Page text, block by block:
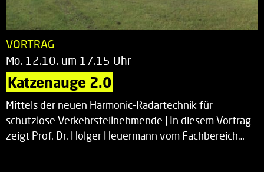
VORTRAG
Mo. 12.10. um 17.15 Uhr
Katzenauge 2.0
Mittels der neuen Harmonic-Radartechnik für
schutzlose Verkehrsteilnehmende | In diesem Vortrag
zeigt Prof. Dr. Holger Heuermann vom Fachbereich…